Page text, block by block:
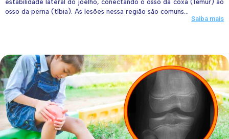
estabilidade lateral do joelho, conectando o osso da coxa (fêmur) ao
osso da perna (tíbia). As lesões nessa região são comuns...
Saiba mais